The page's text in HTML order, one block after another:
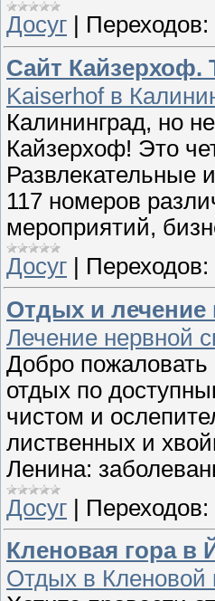
Досуг
Переходов:
Сайт Кайзерхоф.
Kaiserhof в
Калининград, но
Кайзерхоф! Это
Развлекательные
117 номеров
мероприятий,
Досуг
Переходов:
Отдых и
Лечение нервной
Добро
отдых по
чистом и
лиственных и
Ленина:
Досуг | Переходов:
Кленовая гора в
Отдых в Кленовой